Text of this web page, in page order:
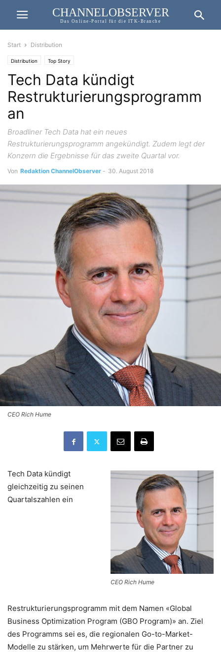
CHANNELOBSERVER
Das Online-Portal für die ITK-Branche
Start Distribution
Distribution Top Story
Tech Data kündigt
Restrukturierungsprogramm
an
Broadliner Tech Data hat ein neues
Restrukturierungsprogramm angekündigt. Zudem legt der
Konzern die Ergebnisse für das zweite Quartal vor.
Von Redaktion ChannelObserver - 30. August 2018
CEO Rich Hume
CEO Rich Hume
Tech Data kündigt
gleichzeitig zu seinen
Quartalszahlen ein
Restrukturierungsprogramm mit dem Namen «Global
Business Optimization Program (GBO Program)» an. Ziel
des Programms sei es, die regionalen Go-to-Market-
Modelle zu stärken, um Mehrwerte für die Partner zu